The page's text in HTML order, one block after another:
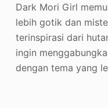
Dark Mori Girl
lebih gotik dan
terinspirasi dari
ingin
dengan tema yang